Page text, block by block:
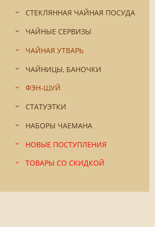
СТЕКЛЯННАЯ ЧАЙНАЯ ПОСУДА
ЧАЙНЫЕ СЕРВИЗЫ
ЧАЙНАЯ УТВАРЬ
ЧАЙНИЦЫ, БАНОЧКИ
ФЭН-ШУЙ
СТАТУЭТКИ
НАБОРЫ ЧАЕМАНА
НОВЫЕ ПОСТУПЛЕНИЯ
ТОВАРЫ СО СКИДКОЙ